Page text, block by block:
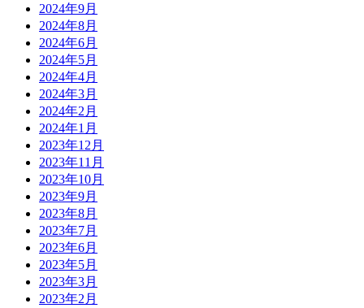
2024年9月
2024年8月
2024年6月
2024年5月
2024年4月
2024年3月
2024年2月
2024年1月
2023年12月
2023年11月
2023年10月
2023年9月
2023年8月
2023年7月
2023年6月
2023年5月
2023年3月
2023年2月